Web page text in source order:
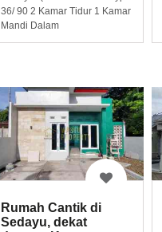
36/ 90 2 Kamar Tidur 1 Kamar
Mandi Dalam
Rumah Cantik di
Sedayu, dekat